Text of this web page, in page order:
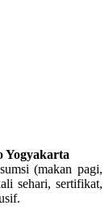
Yogyakarta
(makan pagi,
sehari, sertifikat,